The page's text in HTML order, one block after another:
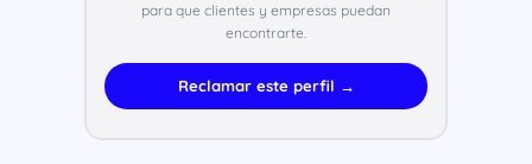
para que clientes y empresas puedan
encontrarte.
Reclamar este perfil →